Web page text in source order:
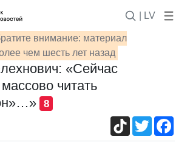
| LV
внимание: материал
чем шесть лет назад
«Сейчас
читать
8
TikTokTwitter